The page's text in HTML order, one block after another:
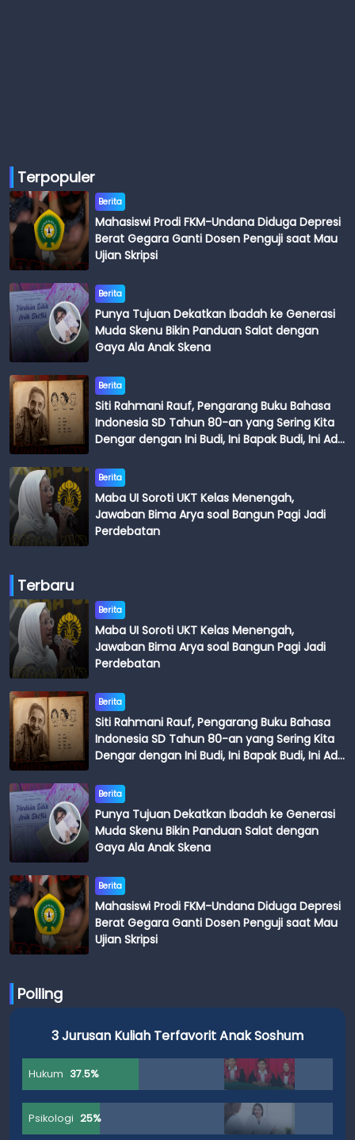
Terpopuler
Berita
Mahasiswi Prodi FKM-Undana Diduga Depresi
Berat Gegara Ganti Dosen Penguji saat Mau
Ujian Skripsi
Berita
Punya Tujuan Dekatkan Ibadah ke Generasi
Muda Skenu Bikin Panduan Salat dengan
Gaya Ala Anak Skena
Berita
Siti Rahmani Rauf, Pengarang Buku Bahasa
Indonesia SD Tahun 80-an yang Sering Kita
Dengar dengan Ini Budi, Ini Bapak Budi, Ini Adik
Berita
Maba UI Soroti UKT Kelas Menengah,
Jawaban Bima Arya soal Bangun Pagi Jadi
Perdebatan
Terbaru
Berita
Maba UI Soroti UKT Kelas Menengah,
Jawaban Bima Arya soal Bangun Pagi Jadi
Perdebatan
Berita
Siti Rahmani Rauf, Pengarang Buku Bahasa
Indonesia SD Tahun 80-an yang Sering Kita
Dengar dengan Ini Budi, Ini Bapak Budi, Ini Adik
Berita
Punya Tujuan Dekatkan Ibadah ke Generasi
Muda Skenu Bikin Panduan Salat dengan
Gaya Ala Anak Skena
Berita
Mahasiswi Prodi FKM-Undana Diduga Depresi
Berat Gegara Ganti Dosen Penguji saat Mau
Ujian Skripsi
Polling
3 Jurusan Kuliah Terfavorit Anak Soshum
Hukum 37.5%
Psikologi 25%